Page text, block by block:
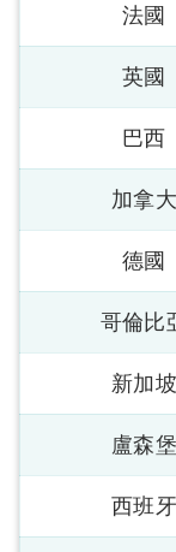
法國
英國
巴西
加拿大
德國
哥倫比
新加坡
盧森堡
西班牙